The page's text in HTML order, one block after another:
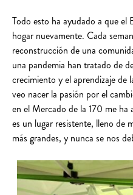
Todo esto ha ayudado a que el
hogar nuevamente. Cada
reconstrucción de una
una pandemia han tratado de
crecimiento y el aprendizaje de
veo nacer la pasión por el
en el Mercado de la 170 me
es un lugar resistente, lleno de
más grandes, y nunca se nos